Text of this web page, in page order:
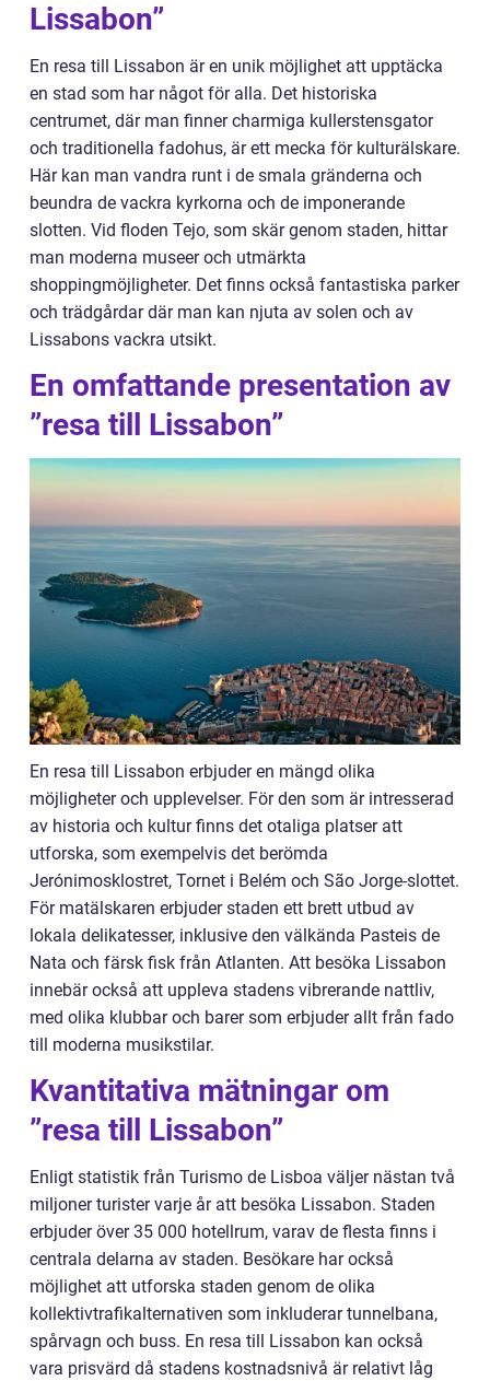
Lissabon”
En resa till Lissabon är en unik möjlighet att upptäcka
en stad som har något för alla. Det historiska
centrumet, där man finner charmiga kullerstensgator
och traditionella fadohus, är ett mecka för kulturälskare.
Här kan man vandra runt i de smala gränderna och
beundra de vackra kyrkorna och de imponerande
slotten. Vid floden Tejo, som skär genom staden, hittar
man moderna museer och utmärkta
shoppingmöjligheter. Det finns också fantastiska parker
och trädgårdar där man kan njuta av solen och av
Lissabons vackra utsikt.
En omfattande presentation av
”resa till Lissabon”
En resa till Lissabon erbjuder en mängd olika
möjligheter och upplevelser. För den som är intresserad
av historia och kultur finns det otaliga platser att
utforska, som exempelvis det berömda
Jerónimosklostret, Tornet i Belém och São Jorge-slottet.
För matälskaren erbjuder staden ett brett utbud av
lokala delikatesser, inklusive den välkända Pasteis de
Nata och färsk fisk från Atlanten. Att besöka Lissabon
innebär också att uppleva stadens vibrerande nattliv,
med olika klubbar och barer som erbjuder allt från fado
till moderna musikstilar.
Kvantitativa mätningar om
”resa till Lissabon”
Enligt statistik från Turismo de Lisboa väljer nästan två
miljoner turister varje år att besöka Lissabon. Staden
erbjuder över 35 000 hotellrum, varav de flesta finns i
centrala delarna av staden. Besökare har också
möjlighet att utforska staden genom de olika
kollektivtrafikalternativen som inkluderar tunnelbana,
spårvagn och buss. En resa till Lissabon kan också
vara prisvärd då stadens kostnadsnivå är relativt låg